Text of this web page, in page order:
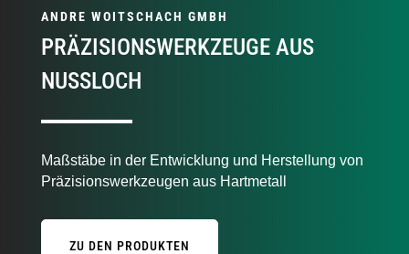
ANDRE WOITSCHACH GMBH
PRÄZISIONSWERKZEUGE AUS
NUSSLOCH
Maßstäbe in der Entwicklung und Herstellung von
Präzisionswerkzeugen aus Hartmetall
ZU DEN PRODUKTEN